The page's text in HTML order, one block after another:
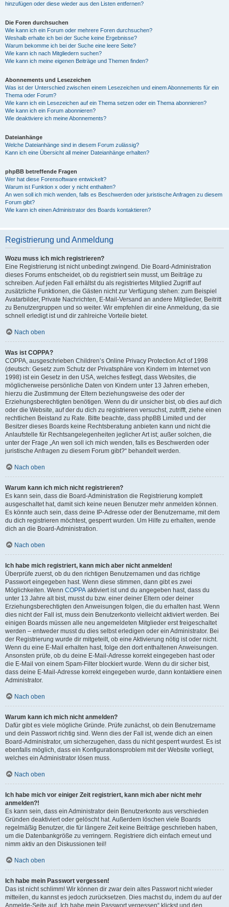
hinzufügen oder diese wieder aus den Listen entfernen?
Die Foren durchsuchen
Wie kann ich ein Forum oder mehrere Foren durchsuchen?
Weshalb erhalte ich bei der Suche keine Ergebnisse?
Warum bekomme ich bei der Suche eine leere Seite?
Wie kann ich nach Mitgliedern suchen?
Wie kann ich meine eigenen Beiträge und Themen finden?
Abonnements und Lesezeichen
Was ist der Unterschied zwischen einem Lesezeichen und einem Abonnements für ein
Thema oder Forum?
Wie kann ich ein Lesezeichen auf ein Thema setzen oder ein Thema abonnieren?
Wie kann ich ein Forum abonnieren?
Wie deaktiviere ich meine Abonnements?
Dateianhänge
Welche Dateianhänge sind in diesem Forum zulässig?
Kann ich eine Übersicht all meiner Dateianhänge erhalten?
phpBB betreffende Fragen
Wer hat diese Forensoftware entwickelt?
Warum ist Funktion x oder y nicht enthalten?
An wen soll ich mich wenden, falls es Beschwerden oder juristische Anfragen zu diesem
Forum gibt?
Wie kann ich einen Administrator des Boards kontaktieren?
Registrierung und Anmeldung
Wozu muss ich mich registrieren?
Eine Registrierung ist nicht unbedingt zwingend. Die Board-Administration
dieses Forums entscheidet, ob du registriert sein musst, um Beiträge zu
schreiben. Auf jeden Fall erhältst du als registriertes Mitglied Zugriff auf
zusätzliche Funktionen, die Gästen nicht zur Verfügung stehen: zum Beispiel
Avatarbilder, Private Nachrichten, E-Mail-Versand an andere Mitglieder, Beitritt
zu Benutzergruppen und so weiter. Wir empfehlen dir eine Anmeldung, da sie
schnell erledigt ist und dir zahlreiche Vorteile bietet.
Nach oben
Was ist COPPA?
COPPA, ausgeschrieben Children’s Online Privacy Protection Act of 1998
(deutsch: Gesetz zum Schutz der Privatsphäre von Kindern im Internet von
1998) ist ein Gesetz in den USA, welches festlegt, dass Websites, die
möglicherweise persönliche Daten von Kindern unter 13 Jahren erheben,
hierzu die Zustimmung der Eltern beziehungsweise des oder der
Erziehungsberechtigten benötigen. Wenn du dir unsicher bist, ob dies auf dich
oder die Website, auf der du dich zu registrieren versuchst, zutrifft, ziehe einen
rechtlichen Beistand zu Rate. Bitte beachte, dass phpBB Limited und der
Besitzer dieses Boards keine Rechtsberatung anbieten kann und nicht die
Anlaufstelle für Rechtsangelegenheiten jeglicher Art ist; außer solchen, die
unter der Frage „An wen soll ich mich wenden, falls es Beschwerden oder
juristische Anfragen zu diesem Forum gibt?“ behandelt werden.
Nach oben
Warum kann ich mich nicht registrieren?
Es kann sein, dass die Board-Administration die Registrierung komplett
ausgeschaltet hat, damit sich keine neuen Benutzer mehr anmelden können.
Es könnte auch sein, dass deine IP-Adresse oder der Benutzername, mit dem
du dich registrieren möchtest, gesperrt wurden. Um Hilfe zu erhalten, wende
dich an die Board-Administration.
Nach oben
Ich habe mich registriert, kann mich aber nicht anmelden!
Überprüfe zuerst, ob du den richtigen Benutzernamen und das richtige
Passwort eingegeben hast. Wenn diese stimmen, dann gibt es zwei
Möglichkeiten. Wenn COPPA aktiviert ist und du angegeben hast, dass du
unter 13 Jahre alt bist, musst du bzw. einer deiner Eltern oder deiner
Erziehungsberechtigten den Anweisungen folgen, die du erhalten hast. Wenn
dies nicht der Fall ist, muss dein Benutzerkonto vielleicht aktiviert werden. Bei
einigen Boards müssen alle neu angemeldeten Mitglieder erst freigeschaltet
werden – entweder musst du dies selbst erledigen oder ein Administrator. Bei
der Registrierung wurde dir mitgeteilt, ob eine Aktivierung nötig ist oder nicht.
Wenn du eine E-Mail erhalten hast, folge den dort enthaltenen Anweisungen.
Ansonsten prüfe, ob du deine E-Mail-Adresse korrekt eingegeben hast oder
die E-Mail von einem Spam-Filter blockiert wurde. Wenn du dir sicher bist,
dass deine E-Mail-Adresse korrekt eingegeben wurde, dann kontaktiere einen
Administrator.
Nach oben
Warum kann ich mich nicht anmelden?
Dafür gibt es viele mögliche Gründe. Prüfe zunächst, ob dein Benutzername
und dein Passwort richtig sind. Wenn dies der Fall ist, wende dich an einen
Board-Administrator, um sicherzugehen, dass du nicht gesperrt wurdest. Es ist
ebenfalls möglich, dass ein Konfigurationsproblem mit der Website vorliegt,
welches ein Administrator lösen muss.
Nach oben
Ich habe mich vor einiger Zeit registriert, kann mich aber nicht mehr
anmelden?!
Es kann sein, dass ein Administrator dein Benutzerkonto aus verschieden
Gründen deaktiviert oder gelöscht hat. Außerdem löschen viele Boards
regelmäßig Benutzer, die für längere Zeit keine Beiträge geschrieben haben,
um die Datenbankgröße zu verringern. Registriere dich einfach erneut und
nimm aktiv an den Diskussionen teil!
Nach oben
Ich habe mein Passwort vergessen!
Das ist nicht schlimm! Wir können dir zwar dein altes Passwort nicht wieder
mitteilen, du kannst es jedoch zurücksetzen. Dies machst du, indem du auf der
Anmelde-Seite auf „Ich habe mein Passwort vergessen“ klickst und den